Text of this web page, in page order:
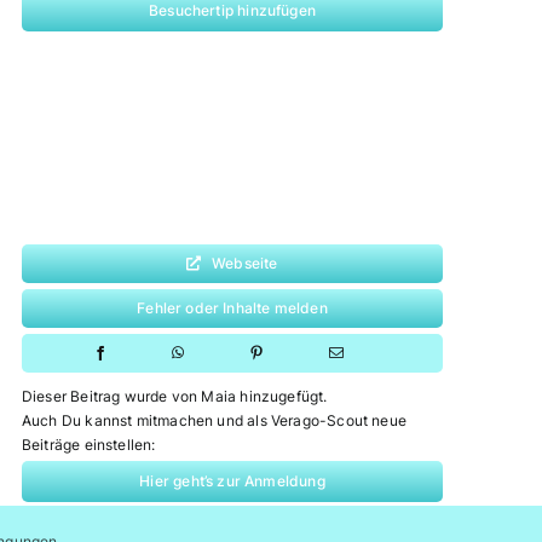
Besuchertip hinzufügen
Webseite
Fehler oder Inhalte melden
Dieser Beitrag wurde von Maia hinzugefügt.
Auch Du kannst mitmachen und als Verago-Scout neue
Beiträge einstellen:
Hier geht’s zur Anmeldung